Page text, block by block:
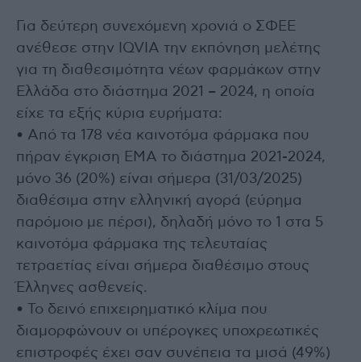
Για δεύτερη συνεχόμενη χρονιά ο ΣΦΕΕ
ανέθεσε στην IQVIA την εκπόνηση μελέτης
για τη διαθεσιμότητα νέων φαρμάκων στην
Ελλάδα στο διάστημα 2021 – 2024, η οποία
είχε τα εξής κύρια ευρήματα:
• Από τα 178 νέα καινοτόμα φάρμακα που
πήραν έγκριση ΕΜΑ το διάστημα 2021-2024,
μόνο 36 (20%) είναι σήμερα (31/03/2025)
διαθέσιμα στην ελληνική αγορά (εύρημα
παρόμοιο με πέρσι), δηλαδή μόνο το 1 στα 5
καινοτόμα φάρμακα της τελευταίας
τετραετίας είναι σήμερα διαθέσιμο στους
Έλληνες ασθενείς.
• Το δεινό επιχειρηματικό κλίμα που
διαμορφώνουν οι υπέρογκες υποχρεωτικές
επιστροφές έχει σαν συνέπεια τα μισά (49%)